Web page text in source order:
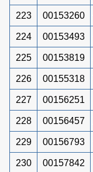
223 00153260
224 00153493
225 00153819
226 00155318
227 00156251
228 00156457
229 00156793
230 00157842